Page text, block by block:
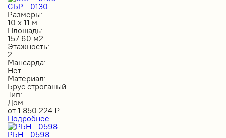
СБР - 0130
Размеры:
10 х 11 м
Площадь:
157.60 м2
Этажность:
2
Мансарда:
Нет
Материал:
Брус строганый
Тип:
Дом
от 1 850 224 ₽
Подробнее
РБН - 0598